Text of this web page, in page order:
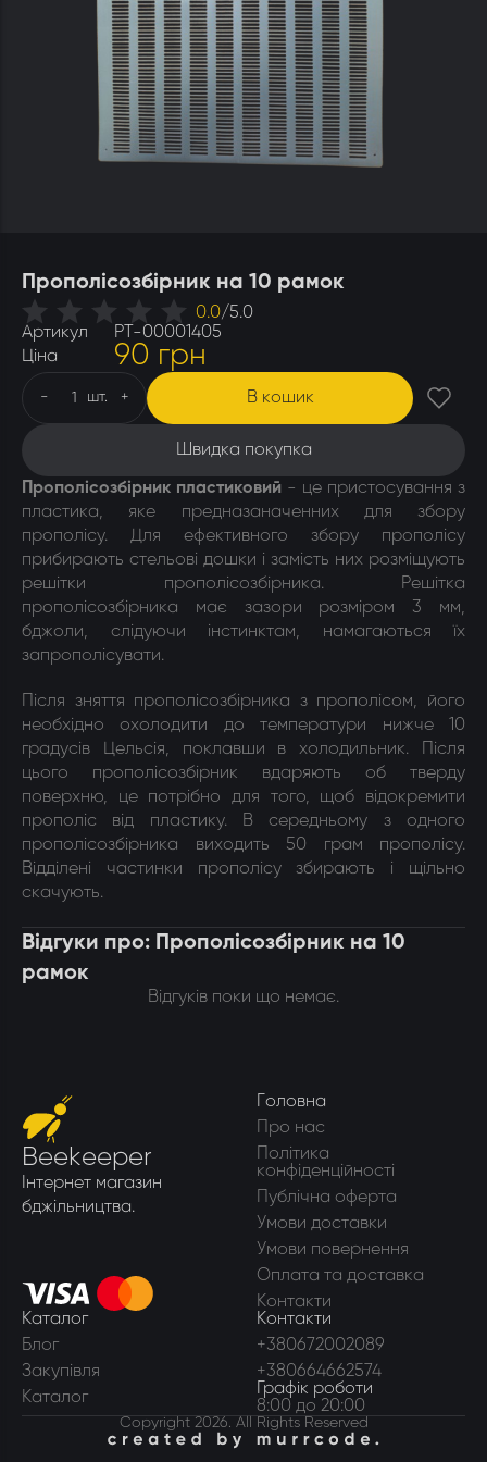
Утеплювачі і мати
Стамески
Ящики бджолярські
Столи для розпечатування
Прополісозбірник на 10 рамок
0.0/5.0
Артикул
РТ-00001405
Ціна
90 грн
- шт. + В кошик
Швидка покупка
Прополісозбірник пластиковий - це пристосування з
пластика, яке предназаначенних для збору
прополісу. Для ефективного збору прополісу
прибирають стельові дошки і замість них розміщують
решітки прополісозбірника. Решітка
прополісозбірника має зазори розміром 3 мм,
бджоли, слідуючи інстинктам, намагаються їх
запрополісувати.
Після зняття прополісозбірника з прополісом, його
необхідно охолодити до температури нижче 10
градусів Цельсія, поклавши в холодильник. Після
цього прополісозбірник вдаряють об тверду
поверхню, це потрібно для того, щоб відокремити
прополіс від пластику. В середньому з одного
прополісозбірника виходить 50 грам прополісу.
Відділені частинки прополісу збирають і щільно
скачують.
Відгуки про: Прополісозбірник на 10
рамок
Відгуків поки що немає.
Beekeeper
Інтернет магазин
бджільництва.
Головна
Про нас
Політика
конфіденційності
Публічна оферта
Умови доставки
Умови повернення
Оплата та доставка
Контакти
Каталог
Блог
Закупівля
Каталог
Контакти
+380672002089
+380664662574
Графік роботи
8:00 до 20:00
Copyright 2026. All Rights Reserved